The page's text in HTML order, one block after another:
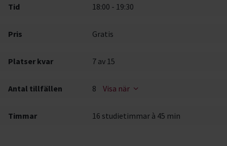
Tid 18:00 - 19:30
Pris Gratis
Platser kvar 7 av 15
Antal tillfällen 8 Visa när
Timmar 16 studietimmar à 45 min